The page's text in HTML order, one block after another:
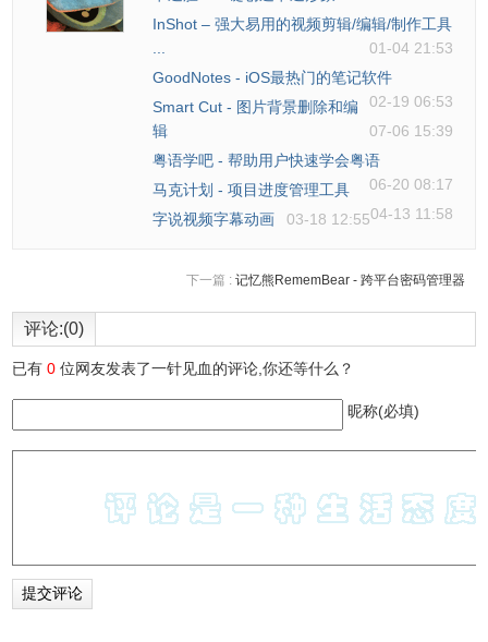
7、软件还提供了20+备用应用程序图标。
InShot – 强大易用的视频剪辑/编辑/制作工具
01-04 21:53
GoodNotes - iOS最热门的笔记软件
02-19 06:53
Smart Cut - 图片背景删除和编
辑
07-06 15:39
粤语学吧 - 帮助用户快速学会粤语
06-20 08:17
马克计划 - 项目进度管理工具
04-13 11:58
字说视频字幕动画 03-18 12:55
下一篇 : 记忆熊RememBear - 跨平台密码管理器
评论:(0)
已有0 位网友发表了一针见血的评论,你还等什么？
昵称(必填)